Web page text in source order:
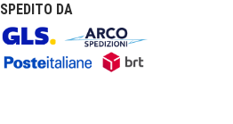
SPEDITO DA